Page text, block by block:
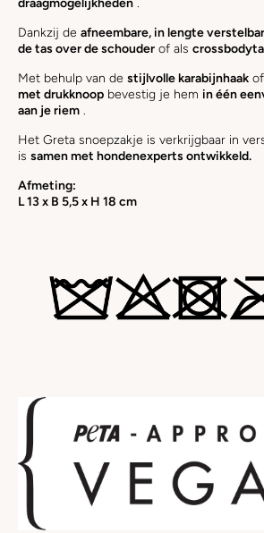
draagmogelijkheden .
Dankzij de afneembare, in lengte
de tas over de schouder of als
Met behulp van de stijlvolle karabijnhaak
met drukknoop bevestig je hem in één
aan je riem .
Het Greta snoepzakje is verkrijgbaar in
is samen met hondenexperts ontwikkeld.
Afmeting:
L 13 x B 5,5 x H 18 cm